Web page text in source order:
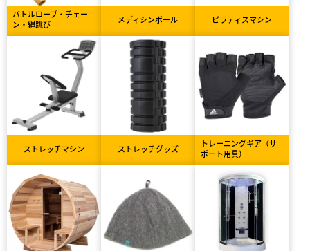
バトルロープ・チェー
ン・縄跳び
メディシンボール ピラティスマシン
ストレッチマシン ストレッチグッズ
トレーニングギア（サ
ポート用具）